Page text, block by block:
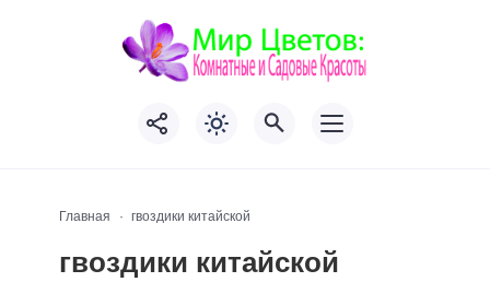
Главная гвоздики китайской
гвоздики китайской